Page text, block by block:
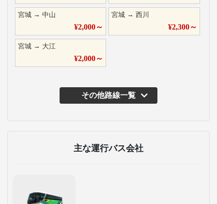
宮城 → 中山
¥2,000～
宮城 →西川
¥2,300～
宮城 → 大江
¥2,000～
その他路線一覧
主な運行バス会社